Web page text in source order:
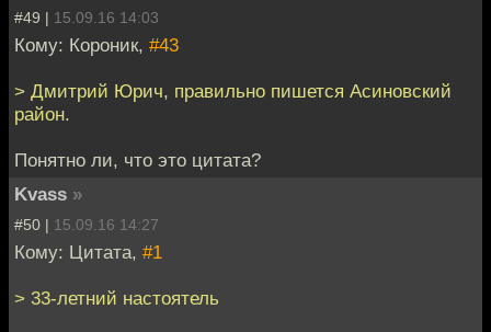
#49 | 15.09.16 14:03
Кому: Короник, #43
> Дмитрий Юрич, правильно пишется Асиновский
район.
Понятно ли, что это цитата?
Kvass »
#50 | 15.09.16 14:27
Кому: Цитата, #1
> 33-летний настоятель